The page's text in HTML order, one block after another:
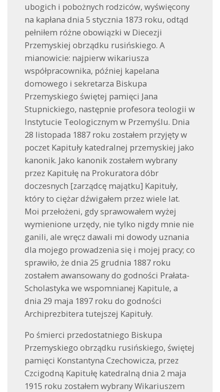
ubogich i pobożnych rodziców, wyświęcony
na kapłana dnia 5 stycznia 1873 roku, odtąd
pełniłem różne obowiązki w Diecezji
Przemyskiej obrządku rusińskiego. A
mianowicie: najpierw wikariusza
współpracownika, później kapelana
domowego i sekretarza Biskupa
Przemyskiego świętej pamięci Jana
Stupnickiego, następnie profesora teologii w
Instytucie Teologicznym w Przemyślu. Dnia
28 listopada 1887 roku zostałem przyjęty w
poczet Kapituły katedralnej przemyskiej jako
kanonik. Jako kanonik zostałem wybrany
przez Kapitułę na Prokuratora dóbr
doczesnych [zarządcę majątku] Kapituły,
który to ciężar dźwigałem przez wiele lat.
Moi przełożeni, gdy sprawowałem wyżej
wymienione urzędy, nie tylko nigdy mnie nie
ganili, ale wręcz dawali mi dowody uznania
dla mojego prowadzenia się i mojej pracy; co
sprawiło, że dnia 25 grudnia 1887 roku
zostałem awansowany do godności Prałata-
Scholastyka we wspomnianej Kapitule, a
dnia 29 maja 1897 roku do godności
Archiprezbitera tutejszej Kapituły.
Po śmierci przedostatniego Biskupa
Przemyskiego obrządku rusińskiego, świętej
pamięci Konstantyna Czechowicza, przez
Czcigodną Kapitułę katedralną dnia 2 maja
1915 roku zostałem wybrany Wikariuszem